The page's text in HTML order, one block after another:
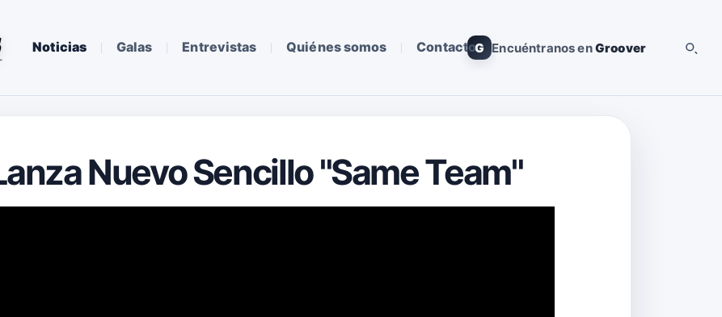
Noticias Galas Entrevistas Quiénes somos ContactoG Encuéntranos enGroover
Nuevo Sencillo "Same Team"